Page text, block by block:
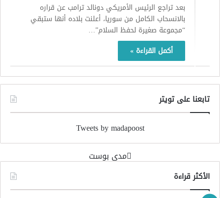
بعد تراجع الرئيس الأمريكي دونالد ترامب عن قراره
بالانسحاب الكامل من سوريا، أعلنت بلاده أنها ستبقي
“مجموعة صغيرة لحفظ السلام”…
أكمل القراءة »
تابعنا على تويتر
Tweets by madapoost
‏مدى بوست‏
الأكثر قراءة